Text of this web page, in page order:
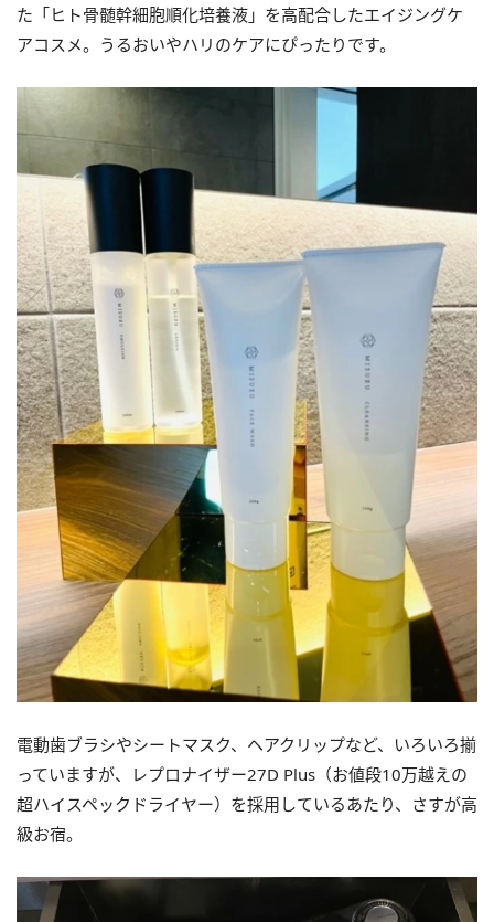
た「ヒト骨髄幹細胞順化培養液」を高配合したエイジングケ
アコスメ。うるおいやハリのケアにぴったりです。
電動歯ブラシやシートマスク、ヘアクリップなど、いろいろ揃
っていますが、レプロナイザー27D Plus（お値段10万越えの
超ハイスペックドライヤー）を採用しているあたり、さすが高
級お宿。